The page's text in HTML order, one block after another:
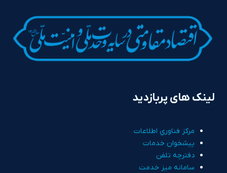
لینک های پربازدید
مرکز فناوري اطلاعات
پيشخوان خدمات
دفترچه تلفن
سامانه ميز خدمت